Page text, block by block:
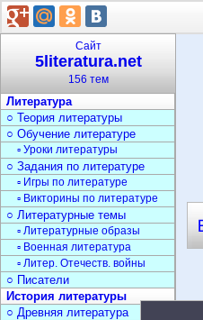
Сайт
5literatura.net
156 тем
Литература
○ Теория литературы
○ Обучение литературе
▫ Уроки литературы
○ Задания по литературе
▫ Игры по литературе
▫ Викторины по литературе
○ Литературные темы
▫ Литературные образы
▫ Военная литература
▫ Литер. Отечеств. войны
○ Писатели
История литературы
○ Древняя литература